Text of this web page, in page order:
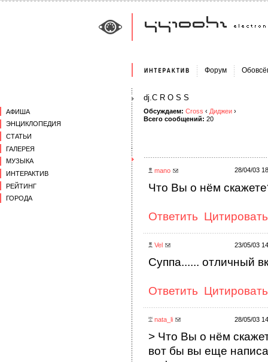
АФИША
ЭНЦИКЛОПЕДИЯ
СТАТЬИ
ГАЛЕРЕЯ
МУЗЫКА
ИНТЕРАКТИВ
РЕЙТИНГ
ГОРОДА
Форум
dj.C R O S S
Обсуждаем: Cross ‹ Диджеи ›
Всего сообщений: 20
mano 28/04/03
Что Вы о нём
Ответить Цитировать
Vel 23/05/03
Суппа...... отличный
Ответить Цитировать
nata_li 28/05/03
> Что Вы о нём
вот бы вы еще